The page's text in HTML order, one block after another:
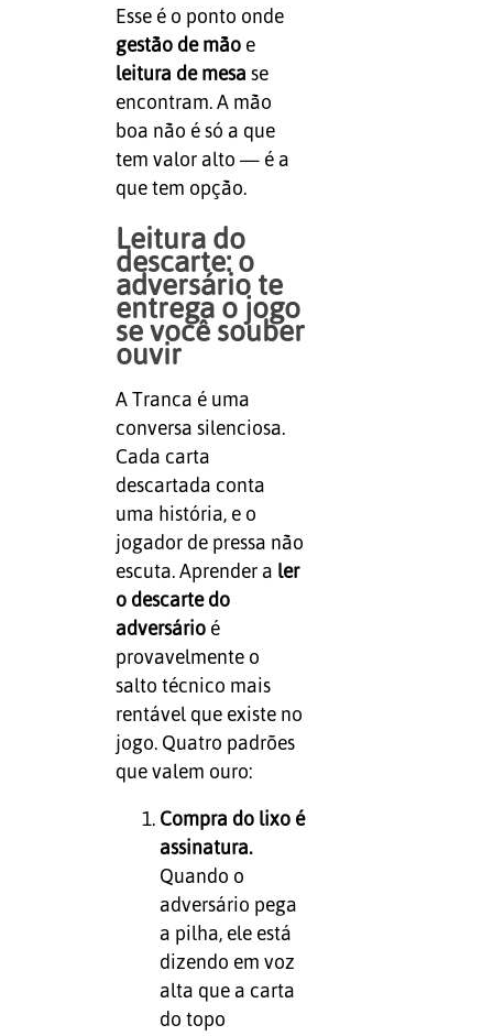
Esse é o ponto onde
gestão de mãoe
leitura de mesa se
encontram. A mão
boa não é só a que
tem valor alto — é a
que tem opção.
Leitura do
descarte: o
adversário te
entrega o jogo
se você souber
ouvir
A Tranca é uma
conversa silenciosa.
Cada carta
descartada conta
uma história, e o
jogador de pressa não
escuta. Aprender a ler
o descarte do
adversárioé
provavelmente o
salto técnico mais
rentável que existe no
jogo. Quatro padrões
que valem ouro:
Compra do lixo é
assinatura.
Quando o
adversário pega
a pilha, ele está
dizendo em voz
alta que a carta
do topo